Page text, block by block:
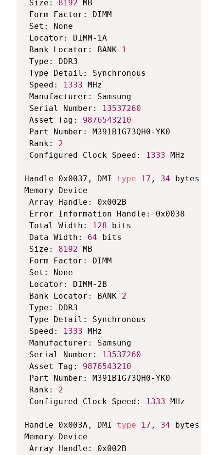
Size: 8192 MB
Form Factor: DIMM
Set: None
Locator: DIMM-1A
Bank Locator: BANK
1
Type: DDR3
Type Detail: Synchronous
Speed:
1333 MHz
Manufacturer: Samsung
Serial Number:
13537260
Asset Tag: 9876543210
Part Number: M391B1G73QH0-YK0
Rank: 2
Configured Clock Speed:
1333 MHz
Handle 0x0037, DMI type 17 , 34 bytes
Memory Device
Array Handle: 0x002B
Error Information Handle: 0x0038
Total Width:
128 bits
Data Width: 64 bits
Size: 8192 MB
Form Factor: DIMM
Set: None
Locator: DIMM-2B
Bank Locator: BANK 2
Type: DDR3
Type Detail: Synchronous
Speed:
1333 MHz
Manufacturer: Samsung
Serial Number:
13537260
Asset Tag: 9876543210
Part Number: M391B1G73QH0-YK0
Rank: 2
Configured Clock Speed:
1333 MHz
Handle 0x003A, DMI type 17 , 34 bytes
Memory Device
Array Handle: 0x002B